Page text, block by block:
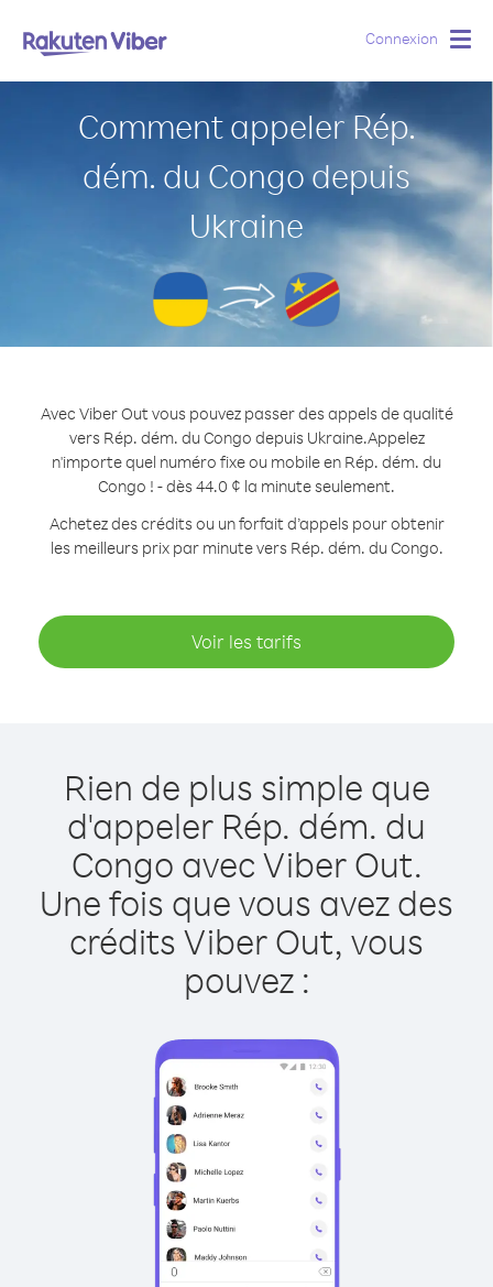
Connexion
Comment appeler Rép.
dém. du Congo depuis
Ukraine
Avec Viber Out vous pouvez passer des appels de qualité
vers Rép. dém. du Congo depuis Ukraine.Appelez
n'importe quel numéro fixe ou mobile en Rép. dém. du
Congo ! - dès 44.0 ¢ la minute seulement.
Achetez des crédits ou un forfait d’appels pour obtenir
les meilleurs prix par minute vers Rép. dém. du Congo.
Voir les tarifs
Rien de plus simple que
d'appeler Rép. dém. du
Congo avec Viber Out.
Une fois que vous avez des
crédits Viber Out, vous
pouvez :